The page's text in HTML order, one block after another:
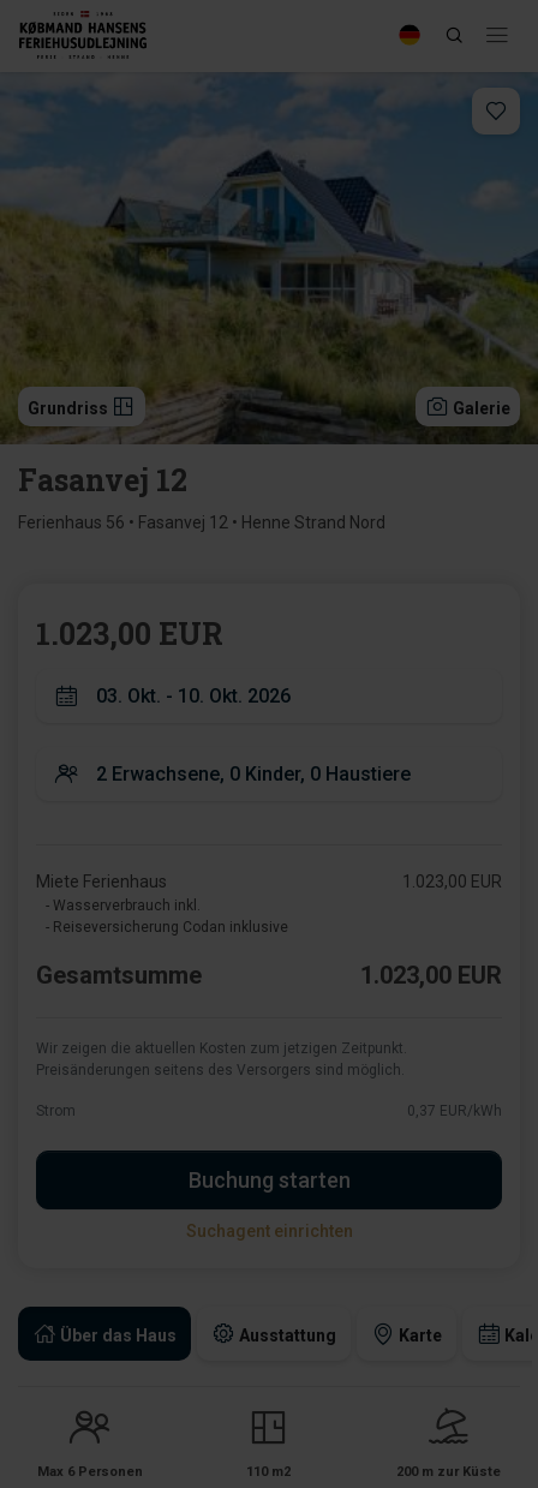
Grundriss Galerie
Fasanvej 12
Ferienhaus 56 • Fasanvej 12 • Henne Strand Nord
Über das Haus Ausstattung Karte
Max 6 Personen 110 m2 200 m zur Küste
1.023,00 EUR
Miete Ferienhaus
- Wasserverbrauch inkl.
- Reiseversicherung Codan inklusive
1.023,00 EUR
Gesamtsumme 1.023,00 EUR
Wir zeigen die aktuellen Kosten zum jetzigen Zeitpunkt.
Preisänderungen seitens des Versorgers sind möglich.
Strom 0,37 EUR/kWh
Buchung starten
Suchagent einrichten